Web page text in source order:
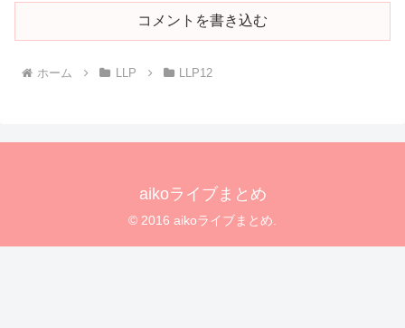
コメントを書き込む
ホーム LLP LLP12
aikoライブまとめ
© 2016 aikoライブまとめ.